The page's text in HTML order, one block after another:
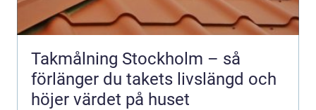
Takmålning Stockholm – så
förlänger du takets livslängd och
höjer värdet på huset